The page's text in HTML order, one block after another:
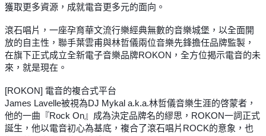
獲取更多資源，成就電音更多元的面向。
滾石唱片，一座孕育華文流行樂經典無數的音樂城堡，以全面開
放的自主性，聯手葉雲甫與林哲儀兩位音樂先鋒擔任品牌監製，
在旗下正式成立全新電子音樂品牌ROKON，全方位揭示電音的未
來，就是現在。
[ROKON] 電音的複合式平台
James Lavelle被視為DJ Mykal a.k.a.林哲儀音樂生涯的啓蒙者，
他的一曲『Rock On』成為決定品牌名的繆思，ROKON一詞正式
誕生，他以電音初心為基底，複合了滾石唱片ROCK的意象，也